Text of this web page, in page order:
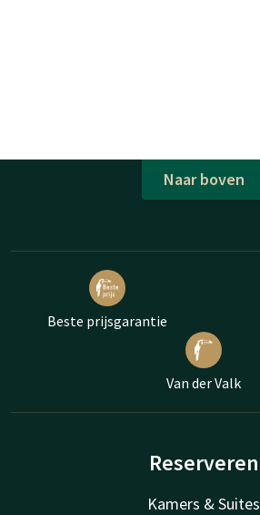
Naar boven
Beste prijsgarantie
Van der Valk
Reserveren
Kamers & Suites